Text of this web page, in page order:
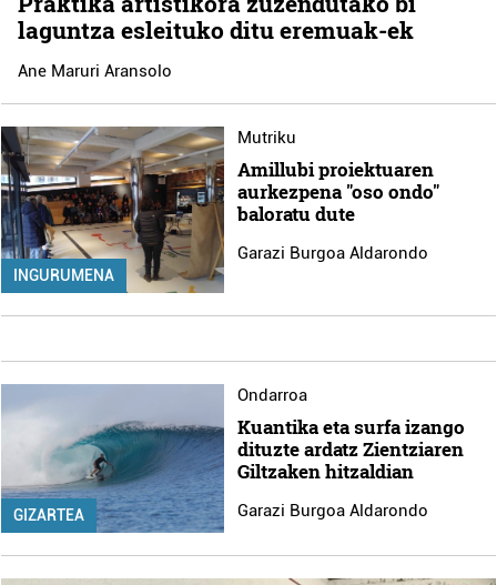
laguntza esleituko ditu eremuak-ek
Ane Maruri Aransolo
INGURUMENA
Mutriku
Amillubi proiektuaren
aurkezpena "oso ondo"
baloratu dute
Garazi Burgoa Aldarondo
GIZARTEA
Ondarroa
Kuantika eta surfa izango
dituzte ardatz Zientziaren
Giltzaken hitzaldian
Garazi Burgoa Aldarondo